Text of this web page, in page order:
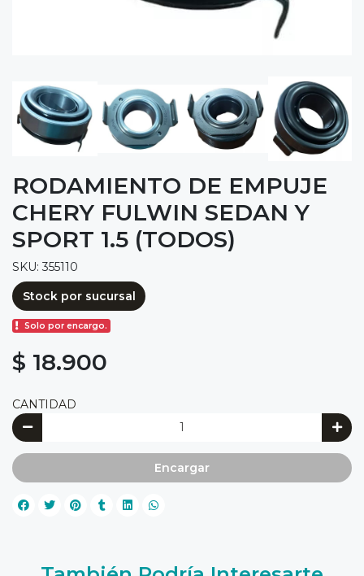
RODAMIENTO DE EMPUJE
CHERY FULWIN SEDAN Y
SPORT 1.5 (TODOS)
SKU: 355110
Stock por sucursal
Solo por encargo.
$ 18.900
CANTIDAD
Encargar